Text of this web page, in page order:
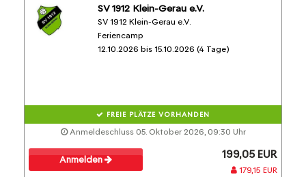
SV 1912 Klein-Gerau e.V.
SV 1912 Klein-Gerau e.V.
Feriencamp
12.10.2026 bis 15.10.2026 (4 Tage)
FREIE PLÄTZE VORHANDEN
Anmeldeschluss 05. Oktober 2026, 09:30 Uhr
Anmelden 199,05 EUR
179,15 EUR